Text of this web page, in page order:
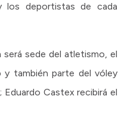
los deportistas de cada
será sede del atletismo, el
y también parte del vóley
Castex recibirá el